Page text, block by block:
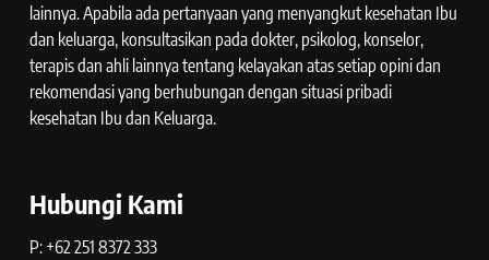
lainnya. Apabila ada pertanyaan yang menyangkut kesehatan Ibu
dan keluarga, konsultasikan pada dokter, psikolog, konselor,
terapis dan ahli lainnya tentang kelayakan atas setiap opini dan
rekomendasi yang berhubungan dengan situasi pribadi
kesehatan Ibu dan Keluarga.
Hubungi Kami
P: +62 251 8372 333